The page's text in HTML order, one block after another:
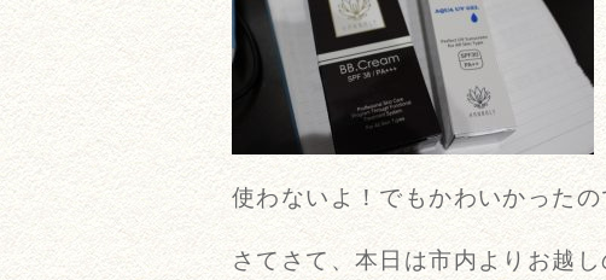
使わないよ！でもかわいかった
さてさて、本日は市内よりお越し